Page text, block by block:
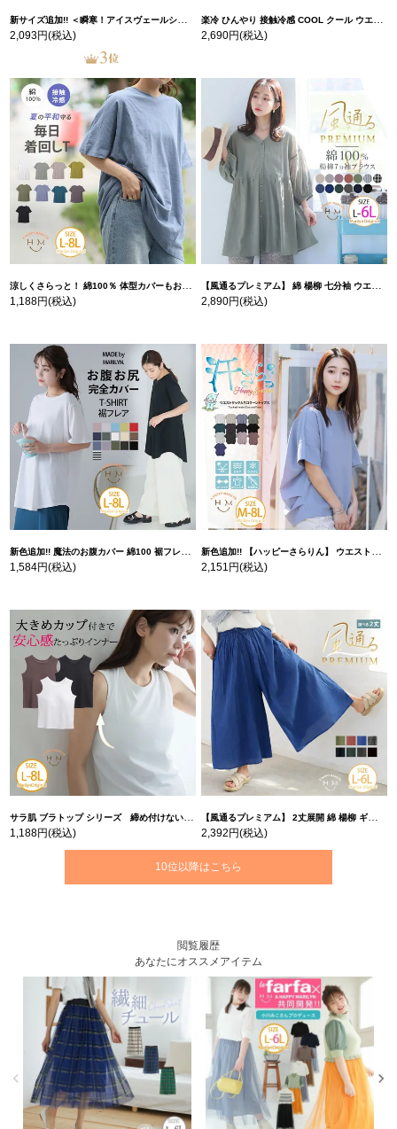
新サイズ追加!! ＜瞬寒！アイスヴェールシリーズ＞ 美脚 ジョガーパンツ 【ウェストゴム】 【ストレッチ】 | 大きいサイズの通販ならハッピーマリリン
2,093円(税込)
楽冷 ひんやり 接触冷感 COOL クール ウエストゴム 楽ちん ストレッチ 美脚 レギパン 【ストレッチ】 | 大きいサイズの通販ならハッピーマリリン
2,690円(税込)
涼しくさらっと！ 綿100％ 体型カバーもお洒落も叶える 風合いコットン ゆるシルエット ドルマン | 大きいサイズの通販ならハッピーマリリン
1,188円(税込)
【風通るプレミアム】 綿 楊柳 七分袖 ウエストギャザー ブラウス | 大きいサイズの通販ならハッピーマリリン
2,890円(税込)
新色追加!! 魔法のお腹カバー 綿100 裾フレア Tシャツ | 大きいサイズの通販ならハッピーマリリン
1,584円(税込)
新色追加!! 【ハッピーさらりん】 ウエストタック入り スッキリ魅せ コクーントップス | 大きいサイズの通販ならハッピーマリリン
2,151円(税込)
サラ肌 ブラトップ シリーズ 締め付けない リブ タンクトップ | 大きいサイズの通販ならハッピーマリリン
1,188円(税込)
【風通るプレミアム】 2丈展開 綿 楊柳 ギャザー フレア スカンツ 【ウェストゴム】 | 大きいサイズの通販ならハッピーマリリン
2,392円(税込)
10位以降はこちら
閲覧履歴
あなたにオススメアイテム